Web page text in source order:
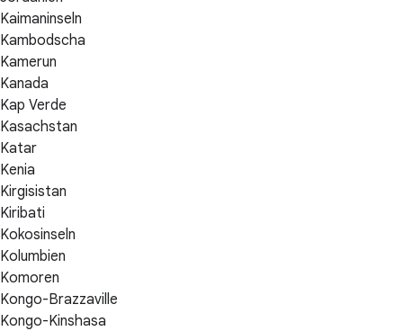
Kaimaninseln
Kambodscha
Kamerun
Kanada
Kap Verde
Kasachstan
Katar
Kenia
Kirgisistan
Kiribati
Kokosinseln
Kolumbien
Komoren
Kongo-Brazzaville
Kongo-Kinshasa